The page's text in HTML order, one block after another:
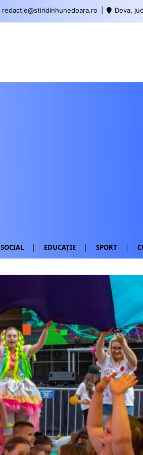
redactie@stiridinhunedoara.ro Deva,
SOCIAL EDUCAȚIE SPORT